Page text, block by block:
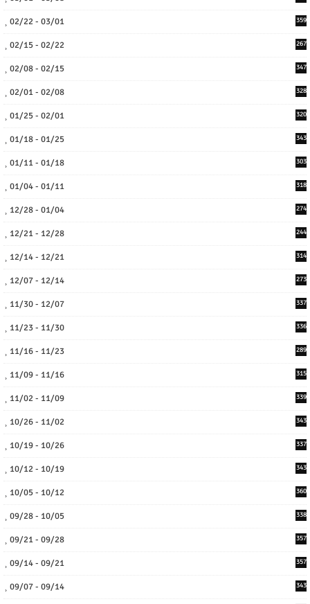
02/22 - 03/01 359
02/15 - 02/22 267
02/08 - 02/15 347
02/01 - 02/08 328
01/25 - 02/01 320
01/18 - 01/25 343
01/11 - 01/18 303
01/04 - 01/11 318
12/28 - 01/04 274
12/21 - 12/28 244
12/14 - 12/21 314
12/07 - 12/14 273
11/30 - 12/07 337
11/23 - 11/30 336
11/16 - 11/23 289
11/09 - 11/16 315
11/02 - 11/09 339
10/26 - 11/02 343
10/19 - 10/26 337
10/12 - 10/19 343
10/05 - 10/12 360
09/28 - 10/05 338
09/21 - 09/28 357
09/14 - 09/21 357
09/07 - 09/14 343